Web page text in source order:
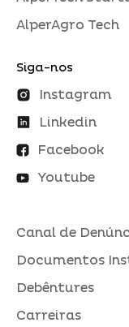
AlperAgro Tech
Siga-nos
Instagram
Linkedin
Facebook
Youtube
Canal de
Documentos
Debêntures
Carreiras